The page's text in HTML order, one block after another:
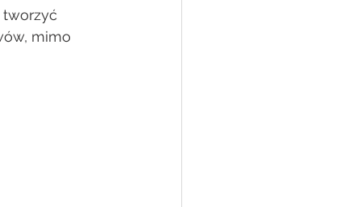
mimo